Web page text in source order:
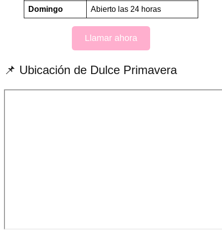
Domingo Abierto las 24 horas
Llamar ahora
📌 Ubicación de Dulce Primavera